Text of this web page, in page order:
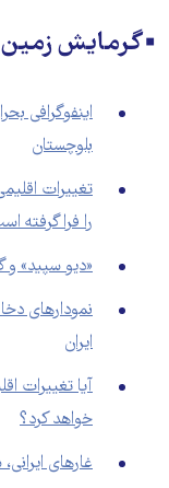
▪️گرمایش زمین
اینفوگرافی
بلوچستان
تغییرات
را فرا گرفته
«دیو سپید»
نمودارهای
ایران
آیا تغییرات
خواهد کرد؟
غارهای